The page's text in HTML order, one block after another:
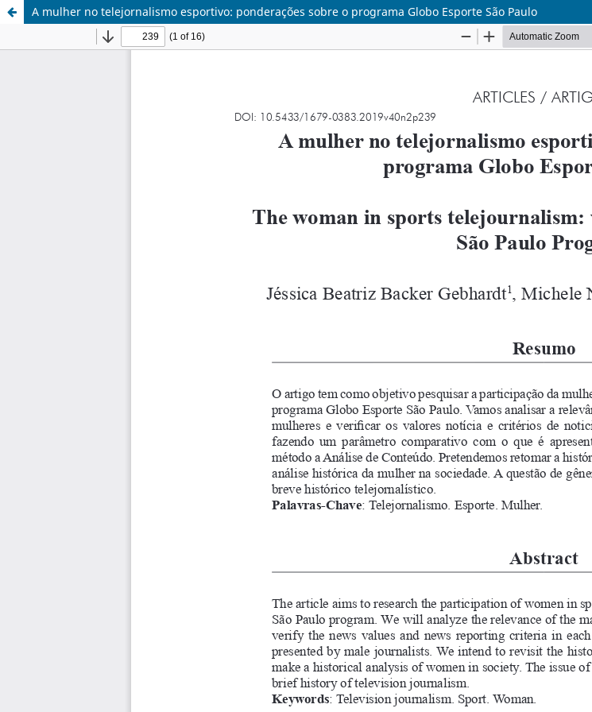
A mulher no telejornalismo esportivo: ponderações sobre o programa Globo Esporte São Paulo